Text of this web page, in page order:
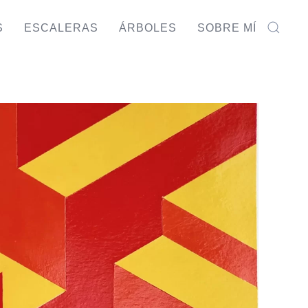
ESCALERAS ÁRBOLES SOBRE MÍ